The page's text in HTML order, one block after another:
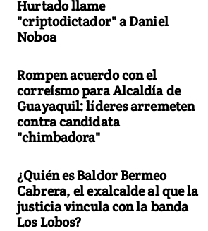
Hurtado llame
"criptodictador" a Daniel
Noboa
Rompen acuerdo con el
correísmo para Alcaldía de
Guayaquil: líderes arremeten
contra candidata
"chimbadora"
¿Quién es Baldor Bermeo
Cabrera, el exalcalde al que la
justicia vincula con la banda
Los Lobos?